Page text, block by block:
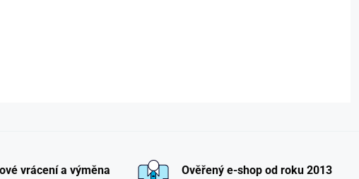
vrácení a výměna Ověřený e-shop od roku 2013